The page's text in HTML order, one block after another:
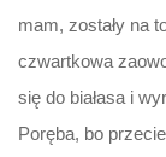
mam, zostały na
czwartkowa
się do białasa i
Poręba, bo